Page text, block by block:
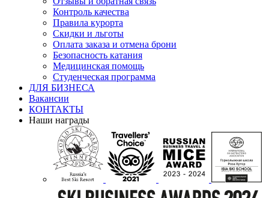
Контроль качества
Правила курорта
Скидки и льготы
Оплата заказа и отмена брони
Безопасность катания
Медицинская помощь
Студенческая программа
ДЛЯ БИЗНЕСА
Вакансии
КОНТАКТЫ
Наши награды